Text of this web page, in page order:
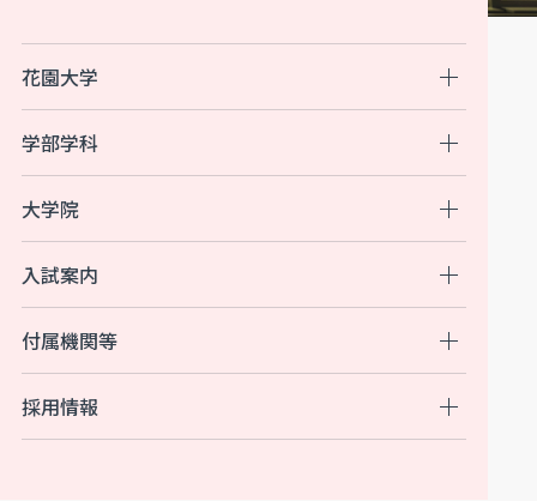
花園大学
入試案内
付属機関等
学部学科
大学院
採用情報